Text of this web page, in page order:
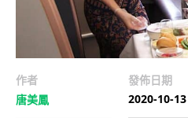
作者
唐美鳳
發佈日期
2020-10-13